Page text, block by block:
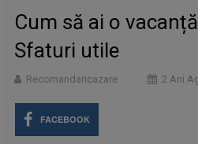
Cum să ai o
Sfaturi utile
Recomandaricazare 2 Ani
FACEBOOK